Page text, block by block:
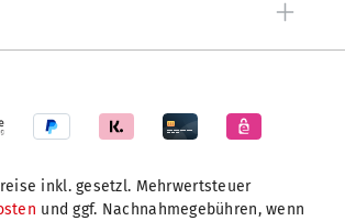
inkl. gesetzl. Mehrwertsteuer
und ggf. Nachnahmegebühren, wenn